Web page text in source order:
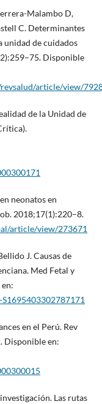
Malambo D,
C. Determinantes
unidad de cuidados
Disponible
article/view/
de la Unidad de
neonatos en
2018;17(1):220–8.
article/view/273671
J. Causas de
Med Fetal y
en el Perú. Rev
Disponible en:
Las rutas